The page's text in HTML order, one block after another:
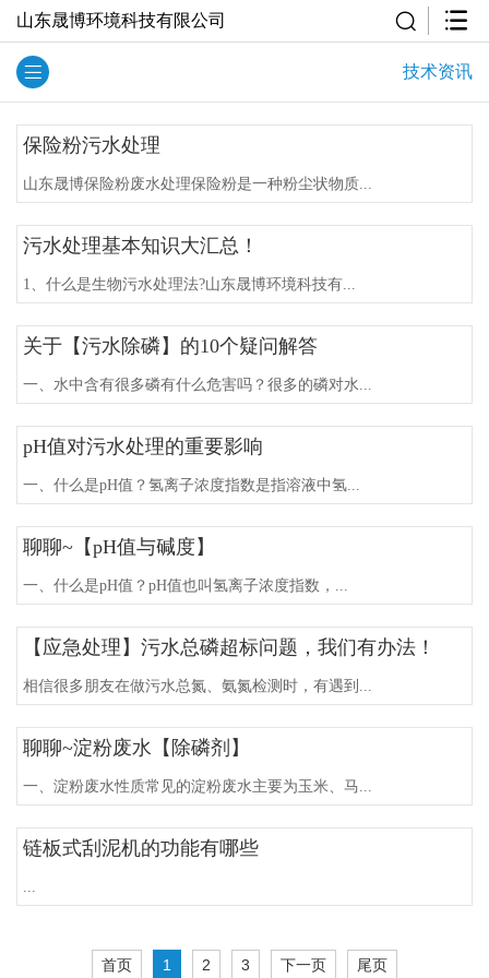
山东晟博环境科技有限公司
技术资讯
保险粉污水处理
山东晟博保险粉废水处理保险粉是一种粉尘状物质...
污水处理基本知识大汇总！
1、什么是生物污水处理法?山东晟博环境科技有...
关于【污水除磷】的10个疑问解答
一、水中含有很多磷有什么危害吗？很多的磷对水...
pH值对污水处理的重要影响
一、什么是pH值？氢离子浓度指数是指溶液中氢...
聊聊~【pH值与碱度】
一、什么是pH值？pH值也叫氢离子浓度指数，...
【应急处理】污水总磷超标问题，我们有办法！
相信很多朋友在做污水总氮、氨氮检测时，有遇到...
聊聊~淀粉废水【除磷剂】
一、淀粉废水性质常见的淀粉废水主要为玉米、马...
链板式刮泥机的功能有哪些
...
首页 1 2 3 下一页 尾页